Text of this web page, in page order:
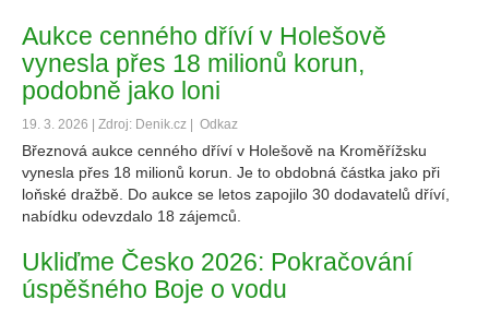
Aukce cenného dříví v Holešově
vynesla přes 18 milionů korun,
podobně jako loni
19. 3. 2026 | Zdroj: Denik.cz | Odkaz
Březnová aukce cenného dříví v Holešově na Kroměřížsku
vynesla přes 18 milionů korun. Je to obdobná částka jako při
loňské dražbě. Do aukce se letos zapojilo 30 dodavatelů dříví,
nabídku odevzdalo 18 zájemců.
Ukliďme Česko 2026: Pokračování
úspěšného Boje o vodu